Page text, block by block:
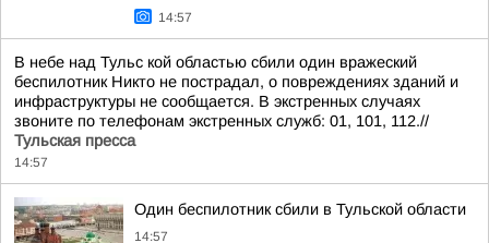
14:57
В небе над Тульс кой областью сбили один вражеский
беспилотник Никто не пострадал, о повреждениях зданий и
инфраструктуры не сообщается. В экстренных случаях
звоните по телефонам экстренных служб: 01, 101, 112.//
Тульская пресса
14:57
Один беспилотник сбили в Тульской области
14:57